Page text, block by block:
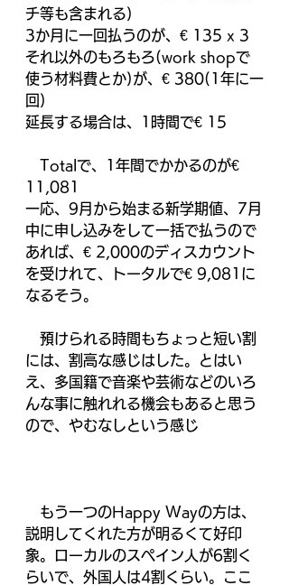
チ等も含まれる)
3か月に一回払うのが、€ 135 x 3
それ以外のもろもろ(work shopで
使う材料費とか)が、€ 380(1年に一
回)
延長する場合は、1時間で€ 15
Totalで、1年間でかかるのが€
11,081
一応、9月から始まる新学期値、7月
中に申し込みをして一括で払うので
あれば、€ 2,000のディスカウント
を受けれて、トータルで€ 9,081に
なるそう。
預けられる時間もちょっと短い割
には、割高な感じはした。とはい
え、多国籍で音楽や芸術などのいろ
んな事に触れれる機会もあると思う
ので、やむなしという感じ
もう一つのHappy Wayの方は、
説明してくれた方が明るくて好印
象。ローカルのスペイン人が6割く
らいで、外国人は4割くらい。ここ